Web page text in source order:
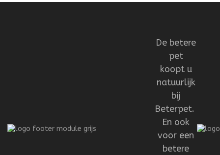
De betere
pet
koopt u
natuurlijk
bij
Beterpet.
En ook
voor een
betere